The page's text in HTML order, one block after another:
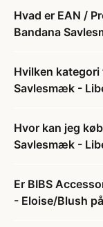
Hvad er EAN /
Bandana
Hvilken kategori
Savlesmæk -
Hvor kan jeg
Savlesmæk -
Er BIBS
- Eloise/Blush